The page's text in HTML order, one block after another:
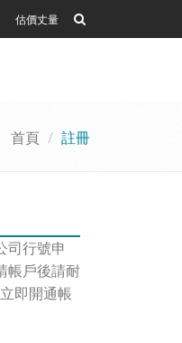
估價丈量
首頁 註冊
司行號申
帳戶後請耐
即開通帳